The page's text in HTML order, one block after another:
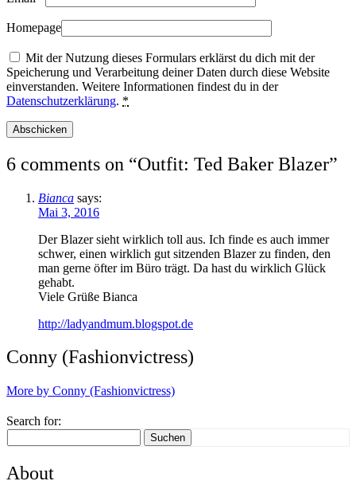
Homepage
Mit der Nutzung dieses Formulars erklärst du dich mit der
Speicherung und Verarbeitung deiner Daten durch diese Website
einverstanden. Weitere Informationen findest du in der
Datenschutzerklärung. *
6 comments on “Outfit: Ted Baker Blazer”
Bianca says:
Mai 3, 2016
Der Blazer sieht wirklich toll aus. Ich finde es auch immer
schwer, einen wirklich gut sitzenden Blazer zu finden, den
man gerne öfter im Büro trägt. Da hast du wirklich Glück
gehabt.
Viele Grüße Bianca
http://ladyandmum.blogspot.de
Conny (Fashionvictress)
More by Conny (Fashionvictress)
Search for:
Suchen
About